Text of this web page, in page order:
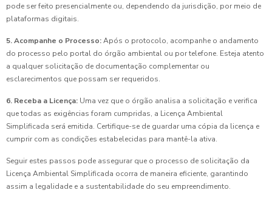
pode ser feito presencialmente ou, dependendo da jurisdição, por meio de
plataformas digitais.
5. Acompanhe o Processo:Após o protocolo, acompanhe o andamento
do processo pelo portal do órgão ambiental ou por telefone. Esteja atento
a qualquer solicitação de documentação complementar ou
esclarecimentos que possam ser requeridos.
6. Receba a Licença: Uma vez que o órgão analisa a solicitação e verifica
que todas as exigências foram cumpridas, a Licença Ambiental
Simplificada será emitida. Certifique-se de guardar uma cópia da licença e
cumprir com as condições estabelecidas para mantê-la ativa.
Seguir estes passos pode assegurar que o processo de solicitação da
Licença Ambiental Simplificada ocorra de maneira eficiente, garantindo
assim a legalidade e a sustentabilidade do seu empreendimento.